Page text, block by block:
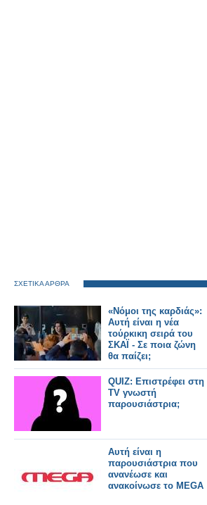
ΣΧΕΤΙΚΑ ΑΡΘΡΑ
«Νόμοι της καρδιάς»:
Αυτή είναι η νέα
τούρκικη σειρά του
ΣΚΑΪ - Σε ποια ζώνη
θα παίζει;
QUIZ: Επιστρέφει στη
TV γνωστή
παρουσιάστρια;
Αυτή είναι η
παρουσιάστρια που
ανανέωσε και
ανακοίνωσε το MEGA